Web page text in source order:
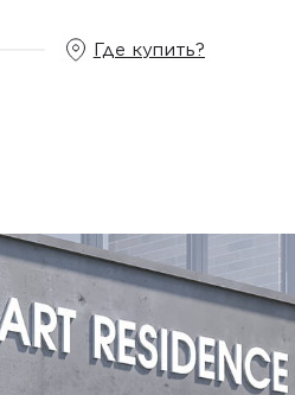
Где купить?